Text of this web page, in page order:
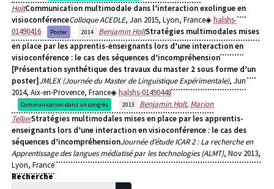
HoltCommunication multimodale dans l’interaction exolingue en
visioconférenceColloque ACEDLE, Jan 2015, Lyon, France
halshs-
01490416
Poster 2014 Benjamin HoltStratégies multimodales mises
en place par les apprentis-enseignants lors d’une interaction en
visioconférence : le cas des séquences d’incompréhension
[Présentation synthétique des travaux du master 2 sous forme d’un
poster]JMLEX (Journée du Master de Linguistique Expérimentale), Jun
2014, Aix-en-Provence, France
halshs-01490448
Communication dans un congrès 2013 Benjamin Holt, Marion
TellierStratégies multimodales mises en place par les apprentis-
enseignants lors d’une interaction en visioconférence : le cas des
séquences d’incompréhensionJournée d’étude ICAR 2 : La recherche en
Apprentissage des langues médiatisé par les technologies (ALMT), Nov 2013,
Lyon, France
Recherche